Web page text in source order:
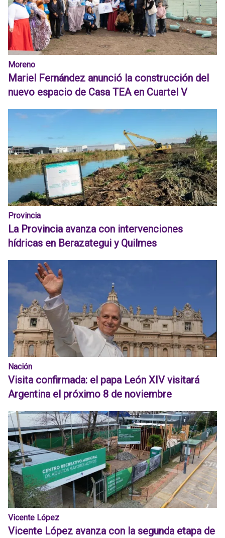
Moreno
Mariel Fernández anunció la construcción del
nuevo espacio de Casa TEA en Cuartel V
Provincia
La Provincia avanza con intervenciones
hídricas en Berazategui y Quilmes
Nación
Visita confirmada: el papa León XIV visitará
Argentina el próximo 8 de noviembre
Vicente López
Vicente López avanza con la segunda etapa de